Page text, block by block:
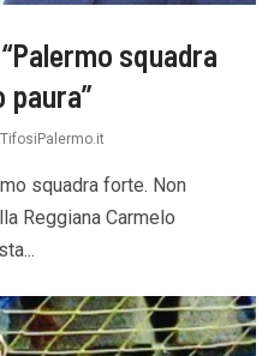
squadra
squadra forte. Non
Reggiana Carmelo